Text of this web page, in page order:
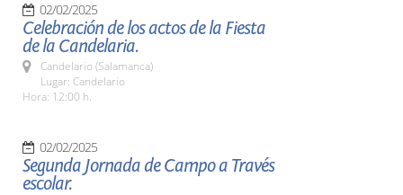
02/02/2025
Celebración de los actos de la Fiesta
de la Candelaria.
Candelario (Salamanca)
Lugar: Candelario
Hora: 12:00 h.
02/02/2025
Segunda Jornada de Campo a Través
escolar.